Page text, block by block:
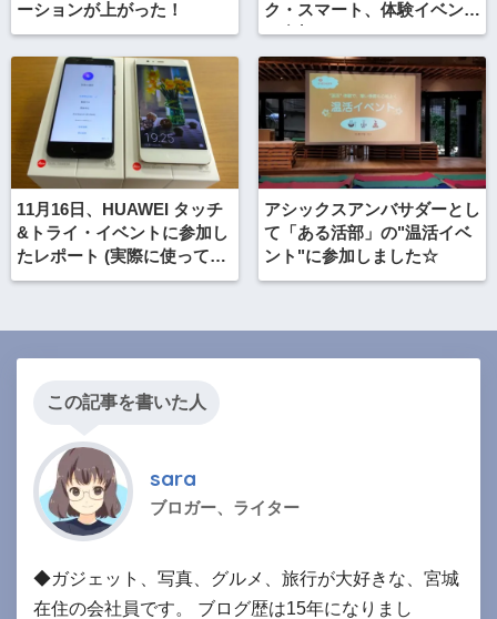
ーションが上がった！
ク・スマート、体験イベント
に参加！
11月16日、HUAWEI タッチ
&トライ・イベントに参加し
たレポート (実際に使ってみ
た)
アシックスアンバサダーとし
て「ある活部」の"温活イベ
ント"に参加しました☆
この記事を書いた人
sara
ブロガー、ライター
◆ガジェット、写真、グルメ、旅行が大好きな、宮城
在住の会社員です。 ブログ歴は15年になりまし